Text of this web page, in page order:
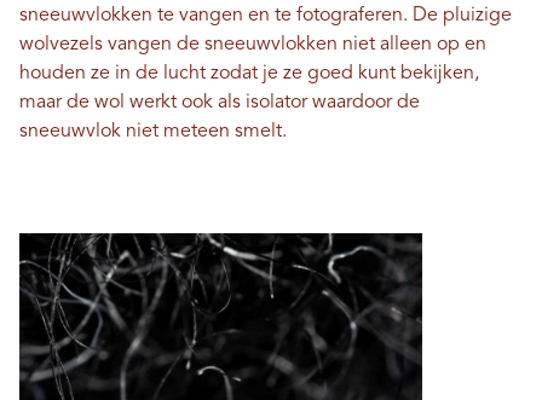
sneeuwvlokken te vangen en te fotograferen. De pluizige
wolvezels vangen de sneeuwvlokken niet alleen op en
houden ze in de lucht zodat je ze goed kunt bekijken,
maar de wol werkt ook als isolator waardoor de
sneeuwvlok niet meteen smelt.